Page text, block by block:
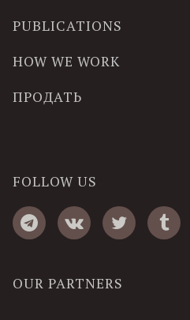
PUBLICATIONS
HOW WE WORK
ПРОДАТЬ
FOLLOW US
OUR PARTNERS